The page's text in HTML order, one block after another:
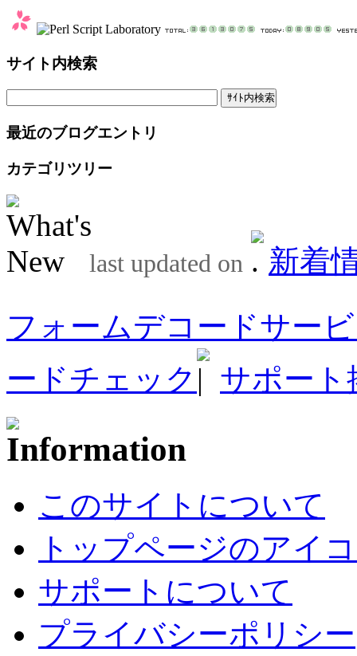
サイト内検索
最近のブログエントリ
カテゴリツリー
last updated on
新着
フォームデコードサー
ードチェック
サポート
このサイトについて
トップページのアイ
サポートについて
プライバシーポリシー